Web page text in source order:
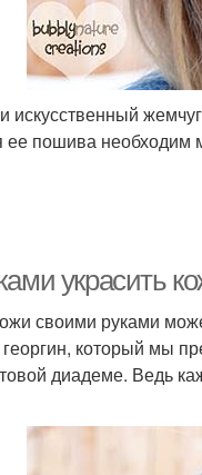
ее пошива необходим
украсить
своими руками
который мы
диадеме. Ведь